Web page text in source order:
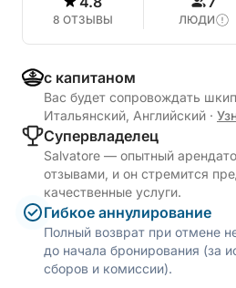
8 ОТЗЫВЫ ЛЮДИ
с капитаном
Вас будет сопровождать
Итальянский, Английский ·
Cупервладелец
Salvatore — опытный
отзывами, и он стремится
качественные услуги.
Гибкое аннулирование
Полный возврат при отмене
до начала бронирования (за
сборов и комиссии).